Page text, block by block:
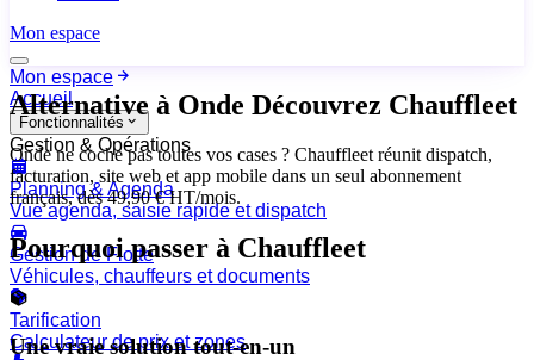
Mon espace
Mon espace
Accueil
Fonctionnalités
Gestion & Opérations
Planning & Agenda
Vue agenda, saisie rapide et dispatch
Gestion de Flotte
Véhicules, chauffeurs et documents
Tarification
Calculateur de prix et zones
Alternative à Onde Découvrez Chauffleet
Onde ne coche pas toutes vos cases ? Chauffleet réunit dispatch,
facturation, site web et app mobile dans un seul abonnement
français, dès 49,90 € HT/mois.
Pourquoi passer à Chauffleet
Une vraie solution tout-en-un